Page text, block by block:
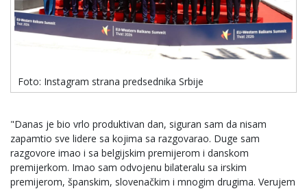
Foto: Instagram strana predsednika Srbije
"Danas je bio vrlo produktivan dan, siguran sam da nisam
zapamtio sve lidere sa kojima sa razgovarao. Duge sam
razgovore imao i sa belgijskim premijerom i danskom
premijerkom. Imao sam odvojenu bilateralu sa irskim
premijerom, španskim, slovenačkim i mnogim drugima. Verujem